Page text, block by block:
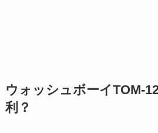
ウォッシュボーイTOM-
利？